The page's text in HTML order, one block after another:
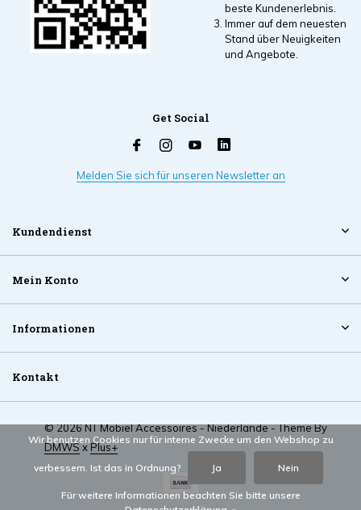
beste Kundenerlebnis.
Immer auf dem neuesten
Stand über Neuigkeiten
und Angebote.
Get Social
Melden Sie sich für unseren Newsletter an
Kundendienst
Mein Konto
Informationen
Kontakt
© 2026 NT Mobiel Accessoires - Niederlande - Theme By
DMWSxPlus+
Wir benutzen Cookies nur für interne Zwecke um den Webshop zu
verbessern. Ist das in Ordnung? Ja Nein
Für weitere Informationen beachten Sie bitte unsere